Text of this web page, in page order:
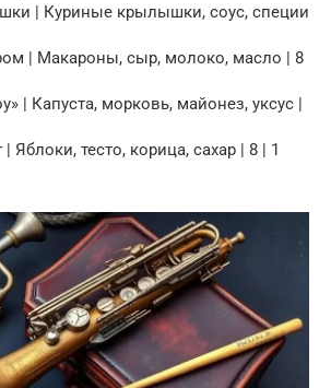
| Куриные крылышки, соус, специи
| Макароны, сыр, молоко, масло | 8
| Капуста, морковь, майонез, уксус |
Яблоки, тесто, корица, сахар | 8 | 1